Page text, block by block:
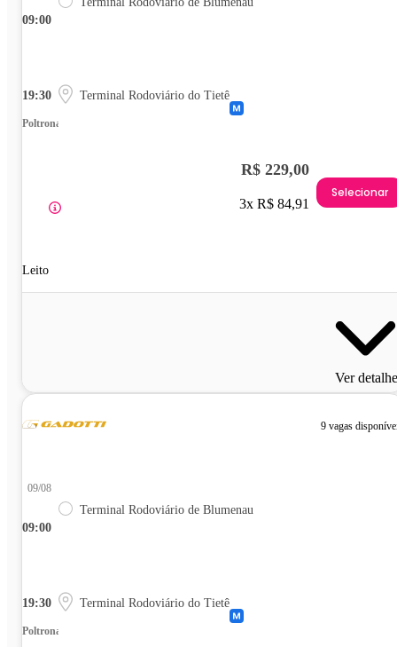
09:00
19:30 Terminal Rodoviário do Tietê
Poltrona
Leito
R$ 229,00
3x R$ 84,91
Selecionar
Ver
9 vagas
09:00
09/08
Terminal Rodoviário de Blumenau
19:30 Terminal Rodoviário do Tietê
Poltrona